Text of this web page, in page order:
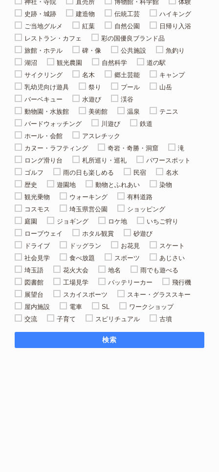
神社・寺院 直売所 博物館・科学館
体験
史跡・城跡
建造物 伝統工芸
ハイキング
ご当地グルメ
紅葉 自然公園
日帰り入浴
レストラン・カフェ
彩の国優良ブランド品
旅館・ホテル
碑・像 公共施設
魚釣り
湖沼
観光農園 自然科学
道の駅
サイクリング
名木 郷土芸能
キャンプ
乳幼児向け遊具
祭り プール
山岳
バーベキュー
水遊び
渓谷
動物園・水族館
美術館 温泉
テニス
バードウォッチング
川遊び
鉄道
ホール・会館
アスレチック
カヌー・ラフティング
奇岩・奇勝・洞窟
滝
ロング滑り台
札所巡り・巡礼
パワースポット
ゴルフ
雨の日も楽しめる 民宿
名水
歴史
遊園地 動物とふれあい
染物
観光乗物
ウォーキング
有料道路
コスモス
埼玉県営公園
ショッピング
庭園
ジョギング ロケ地
いちご狩り
ロープウェイ
ホタル観賞
砂遊び
ドライブ
ドッグラン お花見
スケート
社会見学
食べ放題 スポーツ
あじさい
埼玉語
花火大会 地名
雨でも遊べる
図書館
工場見学 バッテリーカー
飛行機
展望台
スカイスポーツ
スキー・グラススキー
屋内施設
電車 SL
ワークショップ
交流
子育て スピリチュアル 古墳
検索